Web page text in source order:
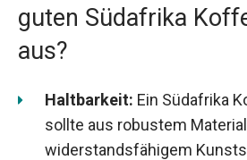
guten Südafrika
aus?
Haltbarkeit: Ein Südafrika
sollte aus robustem
widerstandsfähigem